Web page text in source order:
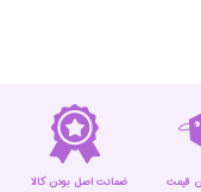
ضمانت اصل بودن کالا قیمت